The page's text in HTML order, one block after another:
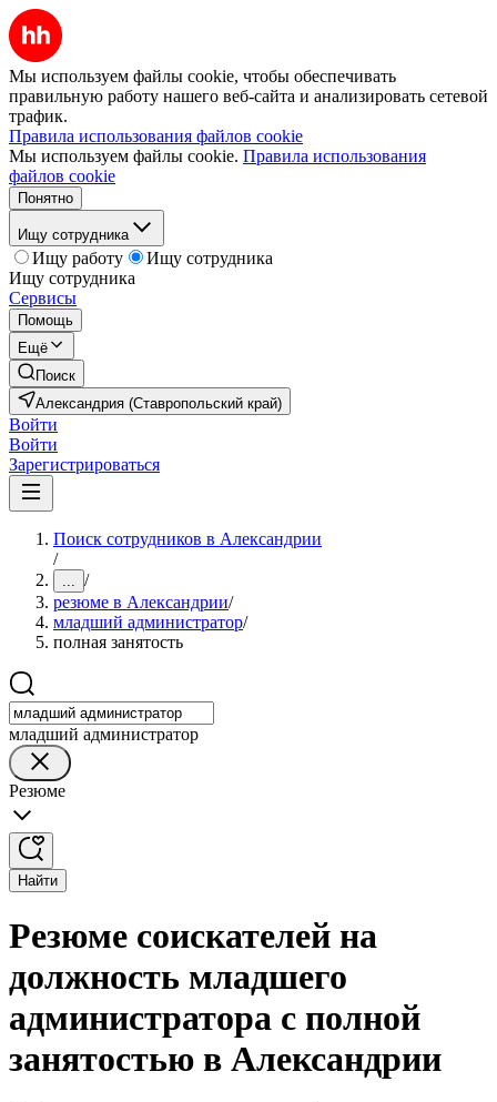
Мы используем файлы cookie, чтобы обеспечивать
правильную работу нашего веб-сайта и анализировать сетевой
трафик.
Правила использования файлов cookie
Мы используем файлы cookie. Правила использования
файлов cookie
Понятно
Ищу сотрудника
Ищу работу
Ищу сотрудника
Ищу сотрудника
Сервисы
Помощь
Ещё
Поиск
Александрия (Ставропольский край)
Войти
Войти
Зарегистрироваться
Поиск сотрудников в Александрии
/
... /
резюме в Александрии/
младший администратор/
полная занятость
младший администратор
Резюме
Найти
Резюме соискателей на
должность младшего
администратора с полной
занятостью в Александрии